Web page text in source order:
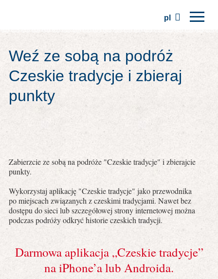
pl
Regiony
Tradycje
Wycieczki
Weź ze sobą na podróż
Czeskie tradycje i zbieraj
punkty
Zabierzcie ze sobą na podróże "Czeskie tradycje" i zbierajcie
punkty.
Wykorzystaj aplikację "Czeskie tradycje" jako przewodnika
po miejscach związanych z czeskimi tradycjami. Nawet bez
dostępu do sieci lub szczegółowej strony internetowej można
podczas podróży odkryć historie czeskich tradycji.
Darmowa aplikacja „Czeskie tradycje”
na iPhone’a lub Androida.